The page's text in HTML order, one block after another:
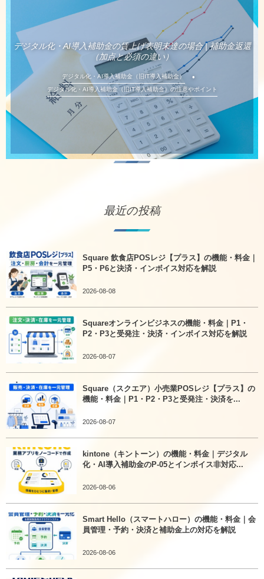
デジタル化・AI導入補助金の賃上げ表明未達の場合 | 補助金返還
（加点と必須の違い）
デジタル化・AI導入補助金（旧IT導入補助金）
デジタル化・AI導入補助金（旧IT導入補助金）の注意やポイント
最近の投稿
Square 飲食店POSレジ【プラス】の機能・料金｜
P5・P6と決済・インボイス対応を解説
2026-08-08
Squareオンラインビジネスの機能・料金｜P1・
P2・P3と受発注・決済・インボイス対応を解説
2026-08-07
Square（スクエア）小売業POSレジ【プラス】の
機能・料金｜P1・P2・P3と受発注・決済を...
2026-08-07
kintone（キントーン）の機能・料金｜デジタル
化・AI導入補助金のP-05とインボイス非対応...
2026-08-06
Smart Hello（スマートハロー）の機能・料金｜会
員管理・予約・決済と補助金上の対応を解説
2026-08-06